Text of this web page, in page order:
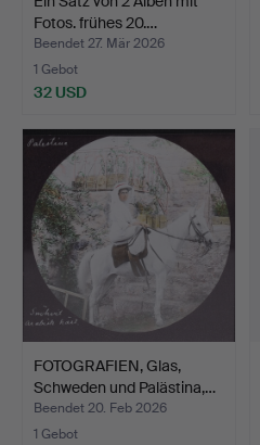
Fotos. frühes 20.…
Beendet 27. Mär 2026
1 Gebot
32 USD
FOTOGRAFIEN, Glas,
Schweden und Palästina,…
Beendet 20. Feb 2026
1 Gebot